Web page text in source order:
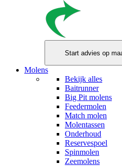
Molens
Bekijk alles
Baitrunner
Big Pit molens
Feedermolen
Match molen
Molentassen
Onderhoud
Reservespoel
Spinmolen
Zeemolens